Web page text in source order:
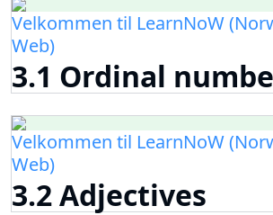
Velkommen til LearnNoW
Web)
3.1 Ordinal
Velkommen til LearnNoW
Web)
3.2 Adjectives